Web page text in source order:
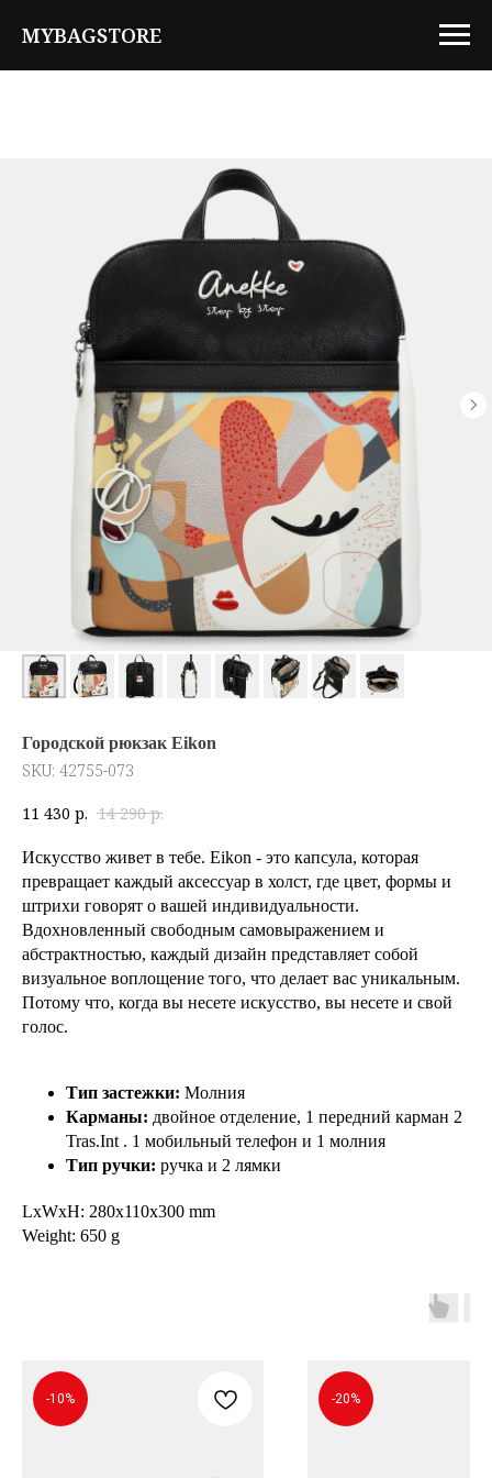
MYBAGSTORE
Городской рюкзак Eikon
SKU: 42755-073
11 430 р. 14 290 р.
Искусство живет в тебе. Eikon - это капсула, которая
превращает каждый аксессуар в холст, где цвет, формы и
штрихи говорят о вашей индивидуальности.
Вдохновленный свободным самовыражением и
абстрактностью, каждый дизайн представляет собой
визуальное воплощение того, что делает вас уникальным.
Потому что, когда вы несете искусство, вы несете и свой
голос.
Тип застежки: Молния
Карманы: двойное отделение, 1 передний карман 2
Tras.Int . 1 мобильный телефон и 1 молния
Тип ручки: ручка и 2 лямки
LxWxH: 280x110x300 mm
Weight: 650 g
-10% -20%